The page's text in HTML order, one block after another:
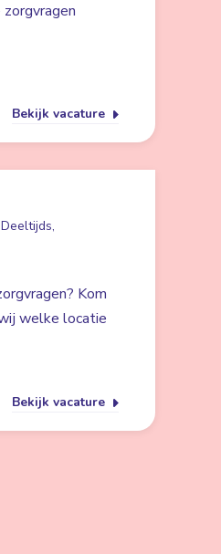
Bekijk vacature
Kom
welke locatie
Bekijk vacature